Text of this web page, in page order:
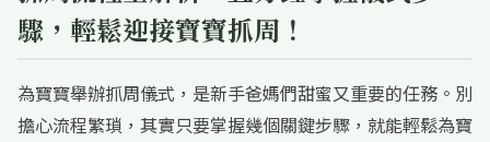
驟，輕鬆迎接寶寶抓周！
為寶寶舉辦抓周儀式，是新手爸媽們甜蜜又重要的任務。別
擔心流程繁瑣，其實只要掌握幾個關鍵步驟，就能輕鬆為寶